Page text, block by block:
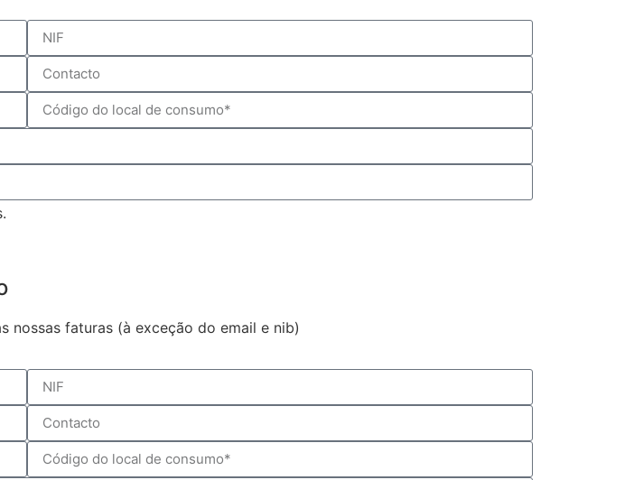
nossas faturas (à exceção do email e nib)